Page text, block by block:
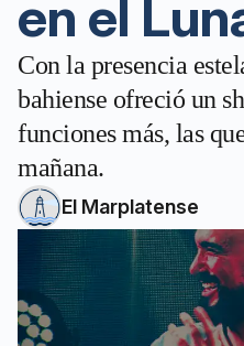
en el
Con la presencia
bahiense ofreció un
funciones más, las
mañana.
El Marplatense